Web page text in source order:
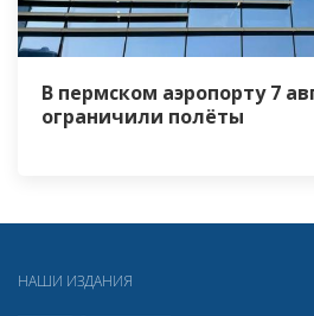
В пермском аэропорту 7
ограничили полёты
НАШИ ИЗДАНИЯ